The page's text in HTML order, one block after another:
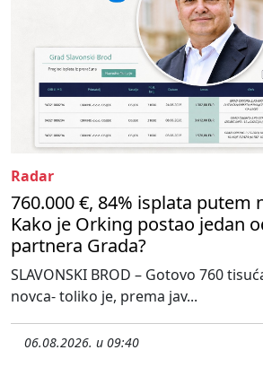
Radar
760.000 €, 84% isplata putem
Kako je Orking postao jedan
partnera Grada?
SLAVONSKI BROD – Gotovo 760
novca- toliko je, prema jav...
06.08.2026. u 09:40